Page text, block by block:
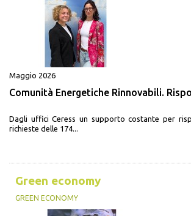
Maggio 2026
Comunità Energetiche Rinnovabili.
Dagli uffici Ceress un supporto costante per
richieste delle 174...
Green economy
GREEN ECONOMY